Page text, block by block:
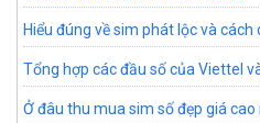
Hiểu đúng về sim phát lộc và
Tổng hợp các đầu số của Viettel
Ở đâu thu mua sim số đẹp giá cao